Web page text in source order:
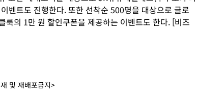
벤트도 진행한다. 또한 선착순 500명을 대상으로 글로
룩의 1만 원 할인쿠폰을 제공하는 이벤트도 한다. [비즈
및 재배포금지>